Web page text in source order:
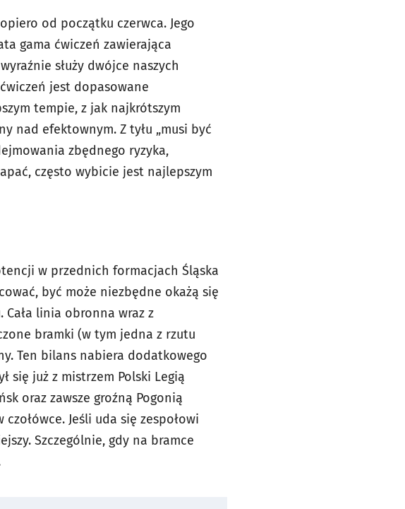
od początku czerwca. Jego
gama ćwiczeń zawierająca
służy dwójce naszych
jest dopasowane
tempie, z jak najkrótszym
nad efektownym. Z tyłu „musi być
zbędnego ryzyka,
często wybicie jest najlepszym
w przednich formacjach Śląska
być może niezbędne okażą się
Cała linia obronna wraz z
bramki (w tym jedna z rzutu
Ten bilans nabiera dodatkowego
się już z mistrzem Polski Legią
oraz zawsze groźną Pogonią
Jeśli uda się zespołowi
Szczególnie, gdy na bramce